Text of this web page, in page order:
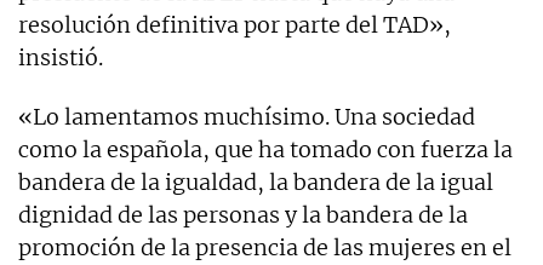
resolución definitiva por parte del TAD»,
insistió.
«Lo lamentamos muchísimo. Una sociedad
como la española, que ha tomado con fuerza la
bandera de la igualdad, la bandera de la igual
dignidad de las personas y la bandera de la
promoción de la presencia de las mujeres en el